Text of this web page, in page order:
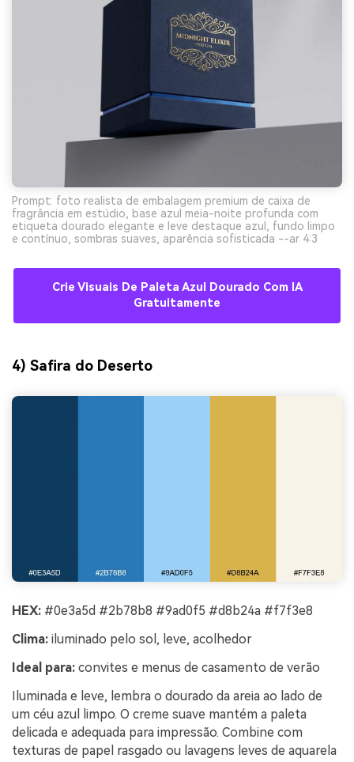
Prompt: foto realista de embalagem premium de caixa de
fragrância em estúdio, base azul meia-noite profunda com
etiqueta dourado elegante e leve destaque azul, fundo limpo
e contínuo, sombras suaves, aparência sofisticada --ar 4:3
Crie Visuais De Paleta Azul Dourado Com IA
Gratuitamente
4) Safira do Deserto
HEX: #0e3a5d #2b78b8 #9ad0f5 #d8b24a #f7f3e8
Clima: iluminado pelo sol, leve, acolhedor
Ideal para: convites e menus de casamento de verão
Iluminada e leve, lembra o dourado da areia ao lado de
um céu azul limpo. O creme suave mantém a paleta
delicada e adequada para impressão. Combine com
texturas de papel rasgado ou lavagens leves de aquarela